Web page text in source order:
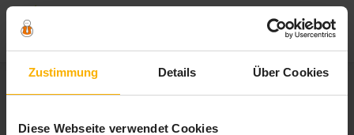
Zustimmung Details Über Cookies
Diese Webseite verwendet Cookies